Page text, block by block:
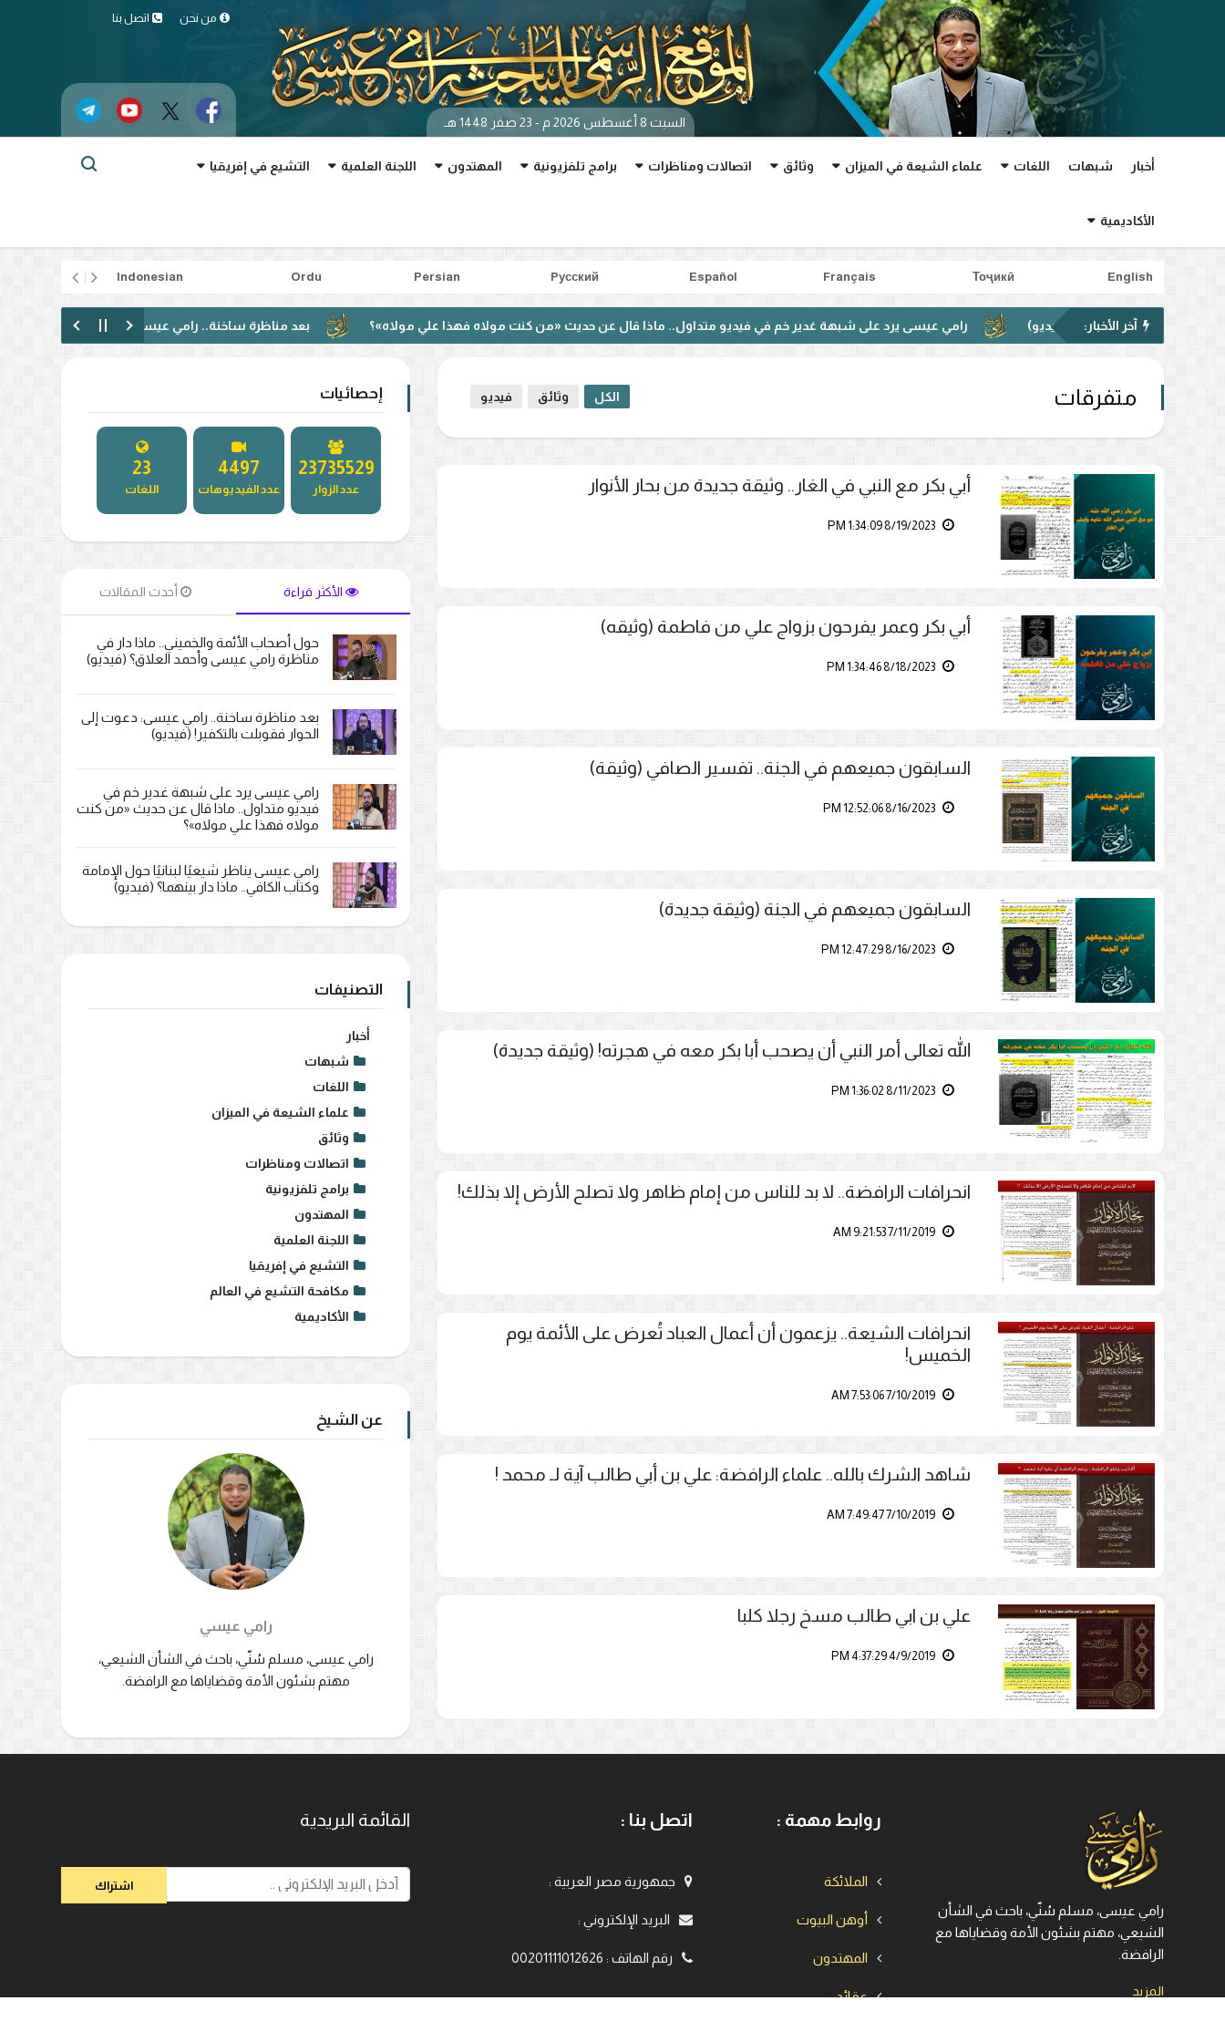
من نحن اتصل بنا
السبت 8 أغسطس 2026 م - 23 صفر 1448 هـ
أخبار شبهات اللغات علماء الشيعة في الميزان وثائق اتصالات ومناظرات برامج تلفزيونية المهتدون اللجنة العلمية التشيع في إفريقيا
الأكاديمية
English
Тоҷикӣ
Français
Español
Pусский
Persian
Ordu
Indonesian
آخر الأخبار: رامي عيسى يرد على شبهة غدير خم في فيديو متداول.. ماذا قال عن حديث «من كنت مولاه فهذا علي مولاه»؟ بعد مناظرة ساخنة.. رامي عيسى: دعوت إلى الحوار فقوبلت بالتكفير!
متفرقات الكل وثائق فيديو
أبي بكر مع النبي في الغار.. وثيقة جديدة من بحار الأنوار
أبي بكر وعمر يفرحون بزواج علي من فاطمة (وثيقه)
السابقون جميعهم في الجنة.. تفسير الصافي (وثيقة)
السابقون جميعهم في الجنة (وثيقة جديدة)
الله تعالى أمر النبي أن يصحب أبا بكر معه في هجرته! (وثيقة جديدة)
انحرافات الرافضة.. لا بد للناس من إمام ظاهر ولا تصلح الأرض إلا بذلك!
انحرافات الشيعة.. يزعمون أن أعمال العباد تُعرض على الأئمة يوم
الخميس!
شاهد الشرك بالله.. علماء الرافضة: علي بن أبي طالب آية لـ محمد !
علي بن ابي طالب مسخ رجلا كلبا
إحصائيات
27263044
عدد الزوار
5171
عدد الفيديوهات
27
اللغات
الأكثر قراءة أحدث المقالات
حول أصحاب الأئمة والخميني.. ماذا دار في
مناظرة رامي عيسى وأحمد العلاق؟ (فيديو)
بعد مناظرة ساخنة.. رامي عيسى: دعوت إلى
الحوار فقوبلت بالتكفير! (فيديو)
رامي عيسى يرد على شبهة غدير خم في
فيديو متداول.. ماذا قال عن حديث «من كنت
مولاه فهذا علي مولاه»؟
رامي عيسى يناظر شيعيًا لبنانيًا حول الإمامة
وكتاب الكافي.. ماذا دار بينهما؟ (فيديو)
التصنيفات
أخبار
شبهات
اللغات
علماء الشيعة في الميزان
وثائق
اتصالات ومناظرات
برامج تلفزيونية
المهتدون
اللجنة العلمية
التشيع في إفريقيا
مكافحة التشيع في العالم
الأكاديمية
عن الشيخ
رامي عيسي
رامي عيسى، مسلم سُنّي، باحث في الشأن الشيعي،
مهتم بشئون الأمة وقضاياها مع الرافضة.
رامي عيسى، مسلم سُنّي، باحث في الشأن
الشيعي، مهتم بشئون الأمة وقضاياها مع
الرافضة.
المزيد
روابط مهمة :
الملائكة
أوهن البيوت
المهتدون
عقائد
اتصل بنا :
جمهورية مصر العربية:
البريد الإلكتروني:
رقم الهاتف:
00201111012626
القائمة البريدية